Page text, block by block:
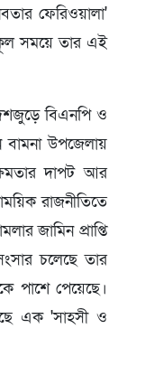
ফেরিওয়ালা'
সময়ে তার এই
বিএনপি ও
বামনা উপজেলায়
দাপট আর
রাজনীতিতে
জামিন প্রাপ্তি
চলেছে তার
পাশে পেয়েছে।
এক 'সাহসী ও